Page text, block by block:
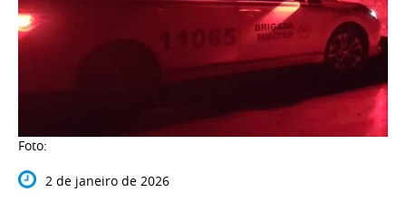
Foto:
2 de janeiro de 2026